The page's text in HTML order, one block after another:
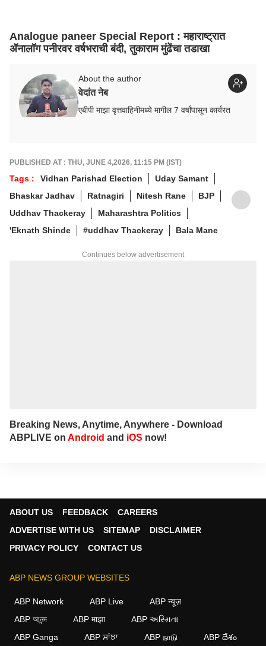
Analogue paneer Special Report : महाराष्ट्रात
ॲनालॉग पनीरवर वर्षभराची बंदी, तुकाराम मुंढेंचा तडाखा
About the author
वेदांत नेब
एबीपी माझा वृत्तवाहिनीमध्ये मागील 7 वर्षांपासून कार्यरत
PUBLISHED AT : THU, JUNE 4,2026, 11:15 PM (IST)
Tags : Vidhan Parishad Election
Uday Samant
Bhaskar Jadhav
Ratnagiri Nitesh Rane
BJP
Uddhav Thackeray
Maharashtra Politics
'Eknath Shinde
#uddhav Thackeray Bala Mane
Continues below advertisement
Breaking News, Anytime, Anywhere - Download
ABPLIVE on Android and iOS now!
ABOUT US FEEDBACK
CAREERS
ADVERTISE WITH US
SITEMAP
DISCLAIMER
PRIVACY POLICY
CONTACT US
ABP NEWS GROUP WEBSITES
ABP Network ABP Live
ABP न्यूज़
ABP আনন্দ
ABP माझा
ABP અસ્મિતા
ABP Ganga
ABP ਸਾਂਝਾ ABP நாடு ABP దేశం
We use cookies to improve your experience, analyze